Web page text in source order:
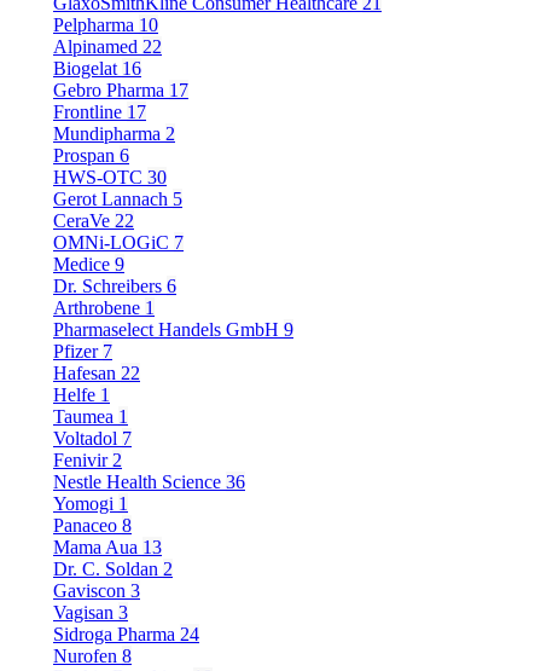
Pelpharma 10
Alpinamed 22
Biogelat 16
Gebro Pharma 17
Frontline 17
Mundipharma 2
Prospan 6
HWS-OTC 30
Gerot Lannach 5
CeraVe 22
OMNi-LOGiC 7
Medice 9
Dr. Schreibers 6
Arthrobene 1
Pharmaselect Handels GmbH 9
Pfizer 7
Hafesan 22
Helfe 1
Taumea 1
Voltadol 7
Fenivir 2
Nestle Health Science 36
Yomogi 1
Panaceo 8
Mama Aua 13
Dr. C. Soldan 2
Gaviscon 3
Vagisan 3
Sidroga Pharma 24
Nurofen 8